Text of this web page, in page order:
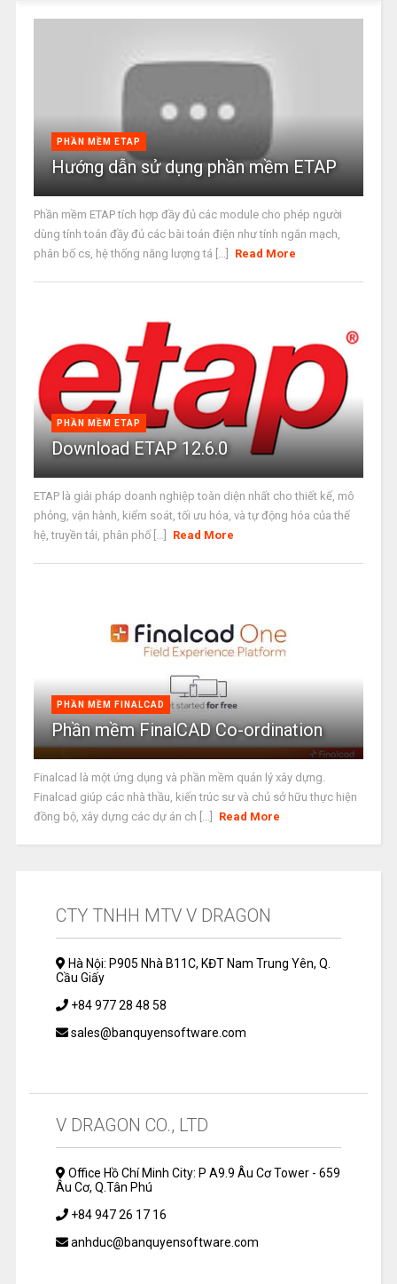
PHẦN MỀM ETAP
Hướng dẫn sử dụng phần mềm ETAP
Phần mềm ETAP tích hợp đầy đủ các module cho phép người
dùng tính toán đầy đủ các bài toán điện như tính ngắn mạch,
phân bố cs, hệ thống năng lượng tá [...]
Read More
PHẦN MỀM ETAP
Download ETAP 12.6.0
ETAP là giải pháp doanh nghiệp toàn diện nhất cho thiết kế, mô
phỏng, vận hành, kiểm soát, tối ưu hóa, và tự động hóa của thế
hệ, truyền tải, phân phố [...]
Read More
PHẦN MỀM FINALCAD
Phần mềm FinalCAD Co-ordination
Finalcad là một ứng dụng và phần mềm quản lý xây dựng.
Finalcad giúp các nhà thầu, kiến trúc sư và chủ sở hữu thực hiện
đồng bộ, xây dựng các dự án ch [...]
Read More
CTY TNHH MTV V DRAGON
Hà Nội: P905 Nhà B11C, KĐT Nam Trung Yên, Q.
Cầu Giấy
+84 977 28 48 58
sales@banquyensoftware.com
V DRAGON CO., LTD
Office Hồ Chí Minh City: P A9.9 Âu Cơ Tower - 659
Âu Cơ, Q.Tân Phú
+84 947 26 17 16
anhduc@banquyensoftware.com